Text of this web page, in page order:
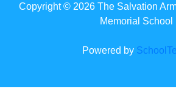
Copyright © 2026 The Salvation
Memorial School
Powered by